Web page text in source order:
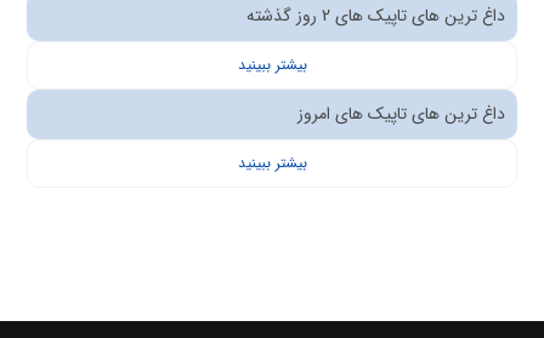
داغ ترین های تاپیک های 2 روز گذشته
بیشتر ببینید
داغ ترین های تاپیک های امروز
بیشتر ببینید